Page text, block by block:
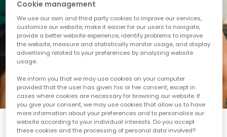
Boboli ist eine Kinderbekleidungsmarke
Cookie management
We use our own and third party cookies to improve our services,
customize our website, make it easier for our users to navigate,
provide a better website experience, identify problems to improve
the website, measure and statistically monitor usage, and display
advertising related to your preferences by analyzing website
usage.
We inform you that we may use cookies on your computer
provided that the user has given his or her consent, except in
cases where cookies are necessary for browsing our website. If
you give your consent, we may use cookies that allow us to have
more information about your preferences and to personalise our
website according to your individual interests. Do you accept
these cookies and the processing of personal data involved?